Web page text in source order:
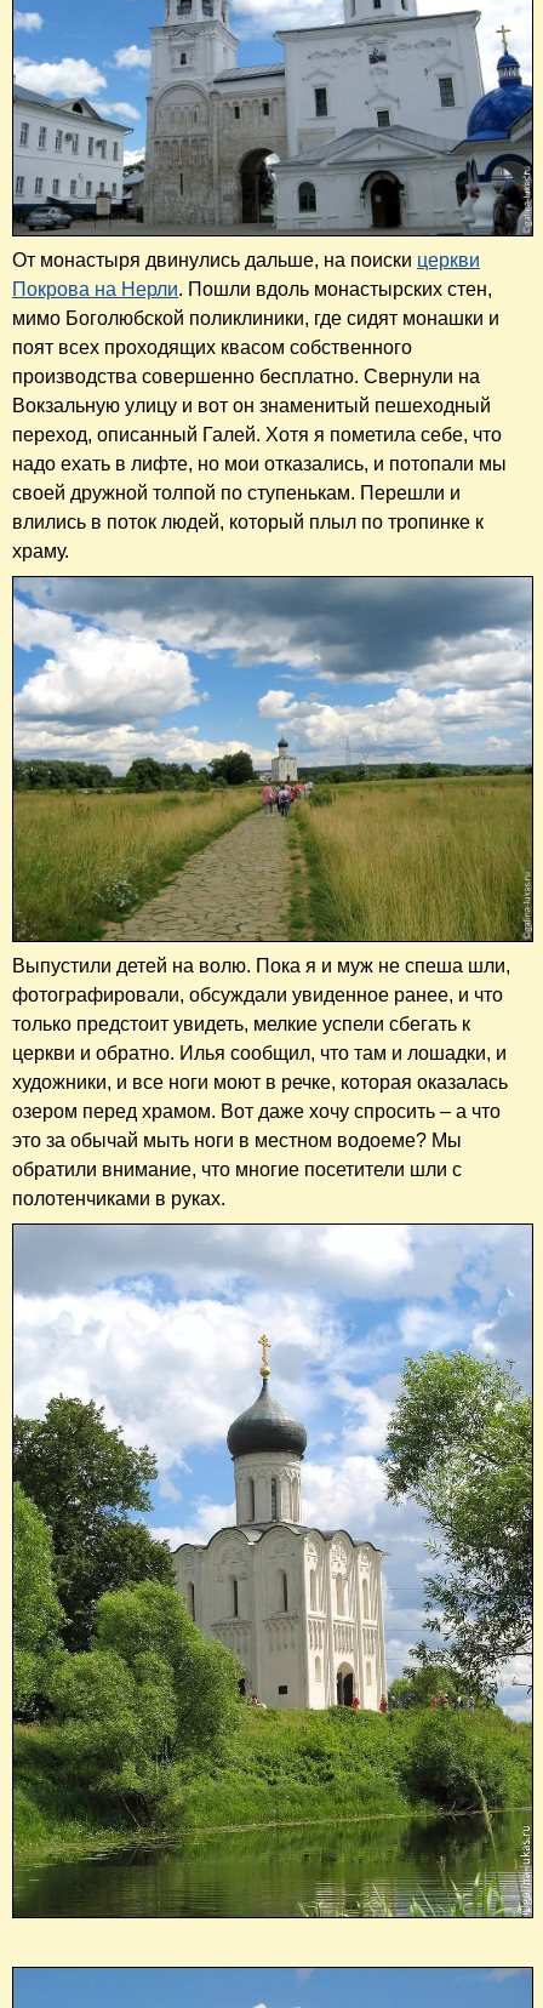
От монастыря двинулись дальше, на поиски церкви
Покрова на Нерли. Пошли вдоль монастырских стен,
мимо Боголюбской поликлиники, где сидят монашки и
поят всех проходящих квасом собственного
производства совершенно бесплатно. Свернули на
Вокзальную улицу и вот он знаменитый пешеходный
переход, описанный Галей. Хотя я пометила себе, что
надо ехать в лифте, но мои отказались, и потопали мы
своей дружной толпой по ступенькам. Перешли и
влились в поток людей, который плыл по тропинке к
храму.
Выпустили детей на волю. Пока я и муж не спеша шли,
фотографировали, обсуждали увиденное ранее, и что
только предстоит увидеть, мелкие успели сбегать к
церкви и обратно. Илья сообщил, что там и лошадки, и
художники, и все ноги моют в речке, которая оказалась
озером перед храмом. Вот даже хочу спросить – а что
это за обычай мыть ноги в местном водоеме? Мы
обратили внимание, что многие посетители шли с
полотенчиками в руках.